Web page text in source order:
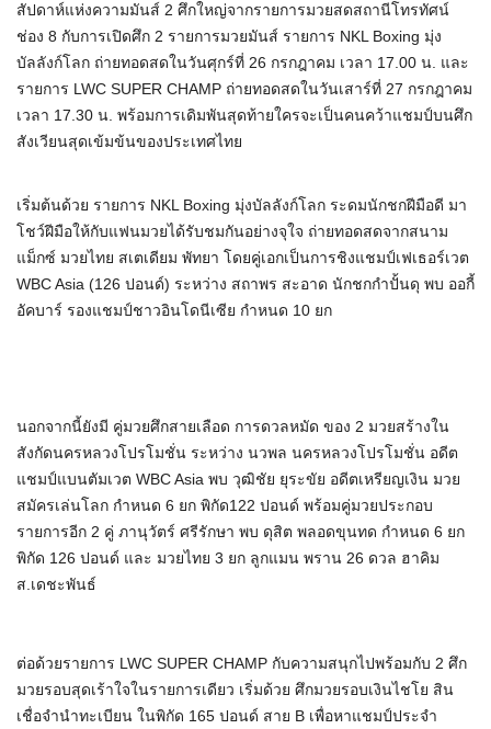
สัปดาห์แห่งความมันส์ 2 ศึกใหญ่จากรายการมวยสดสถานีโทรทัศน์
ช่อง 8 กับการเปิดศึก 2 รายการมวยมันส์ รายการ NKL Boxing มุ่ง
บัลลังก์โลก ถ่ายทอดสดในวันศุกร์ที่ 26 กรกฎาคม เวลา 17.00 น. และ
รายการ LWC SUPER CHAMP ถ่ายทอดสดในวันเสาร์ที่ 27 กรกฎาคม
เวลา 17.30 น. พร้อมการเดิมพันสุดท้ายใครจะเป็นคนคว้าแชมป์บนศึก
สังเวียนสุดเข้มข้นของประเทศไทย
เริ่มต้นด้วย รายการ NKL Boxing มุ่งบัลลังก์โลก ระดมนักชกฝีมือดี มา
โชว์ฝีมือให้กับแฟนมวยได้รับชมกันอย่างจุใจ ถ่ายทอดสดจากสนาม
แม็กซ์ มวยไทย สเตเดียม พัทยา โดยคู่เอกเป็นการชิงแชมป์เฟเธอร์เวต
WBC Asia (126 ปอนด์) ระหว่าง สถาพร สะอาด นักชกกำปั้นดุ พบ ออกี้
อัคบาร์ รองแชมป์ชาวอินโดนีเซีย กำหนด 10 ยก
นอกจากนี้ยังมี คู่มวยศึกสายเลือด การดวลหมัด ของ 2 มวยสร้างใน
สังกัดนครหลวงโปรโมชั่น ระหว่าง นวพล นครหลวงโปรโมชั่น อดีต
แชมป์แบนตัมเวต WBC Asia พบ วุฒิชัย ยุระขัย อดีตเหรียญเงิน มวย
สมัครเล่นโลก กำหนด 6 ยก พิกัด122 ปอนด์ พร้อมคู่มวยประกอบ
รายการอีก 2 คู่ ภานุวัตร์ ศรีรักษา พบ ดุสิต พลอดขุนทด กำหนด 6 ยก
พิกัด 126 ปอนด์ และ มวยไทย 3 ยก ลูกแมน พราน 26 ดวล ฮาคิม
ส.เดชะพันธ์
ต่อด้วยรายการ LWC SUPER CHAMP กับความสนุกไปพร้อมกับ 2 ศึก
มวยรอบสุดเร้าใจในรายการเดียว เริ่มด้วย ศึกมวยรอบเงินไชโย สิน
เชื่อจำนำทะเบียน ในพิกัด 165 ปอนด์ สาย B เพื่อหาแชมป์ประจำ